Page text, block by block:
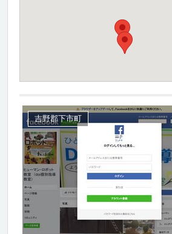
吉野郡下市町